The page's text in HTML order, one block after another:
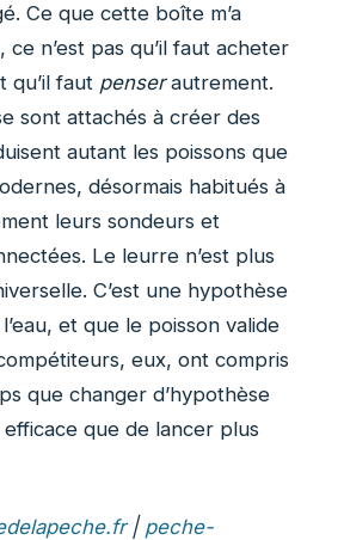
Ce que cette boîte m’a
n’est pas qu’il faut acheter
qu’il faut penserautrement.
sont attachés à créer des
autant les poissons que
désormais habitués à
leurs sondeurs et
Le leurre n’est plus
C’est une hypothèse
et que le poisson valide
eux, ont compris
que changer d’hypothèse
que de lancer plus
| peche-